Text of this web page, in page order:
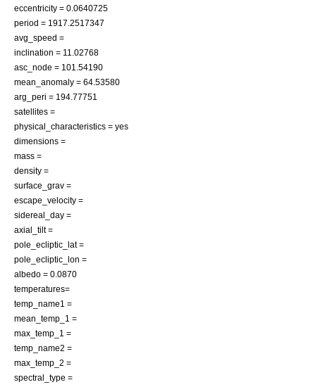
eccentricity = 0.0640725
period = 1917.2517347
avg_speed =
inclination = 11.02768
asc_node = 101.54190
mean_anomaly = 64.53580
arg_peri = 194.77751
satellites =
physical_characteristics = yes
dimensions =
mass =
density =
surface_grav =
escape_velocity =
sidereal_day =
axial_tilt =
pole_ecliptic_lat =
pole_ecliptic_lon =
albedo = 0.0870
temperatures=
temp_name1 =
mean_temp_1 =
max_temp_1 =
temp_name2 =
max_temp_2 =
spectral_type =